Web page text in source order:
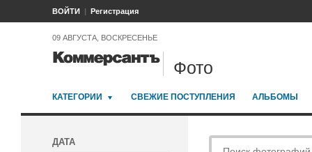
ВОЙТИ Регистрация
09 АВГУСТА, ВОСКРЕСЕНЬЕ
Фото
КАТЕГОРИИ СВЕЖИЕ ПОСТУПЛЕНИЯ АЛЬБОМЫ
ДАТА